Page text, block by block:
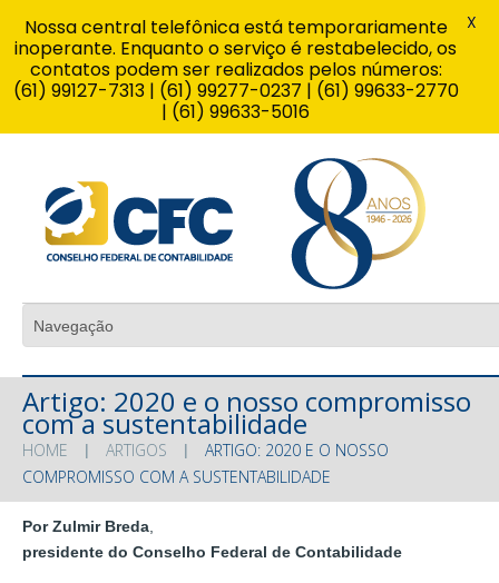
Artigo: 2020 e o nosso compromisso
com a sustentabilidade
HOME ARTIGOS
ARTIGO: 2020 E O NOSSO
COMPROMISSO COM A SUSTENTABILIDADE
Por Zulmir Breda
presidente do Conselho Federal de Contabilidade
Nossa central telefônica está temporariamente
inoperante. Enquanto o serviço é restabelecido, os
contatos podem ser realizados pelos números:
(61) 99127-7313 | (61) 99277-0237 | (61) 99633-2770
| (61) 99633-5016
X